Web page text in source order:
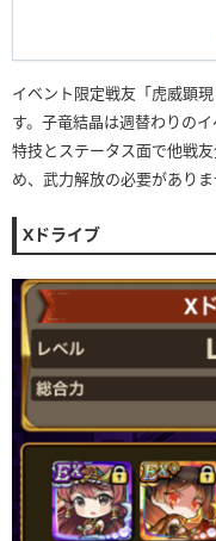
イベント限定戦友「虎威顕
す。子竜結晶は週替わりの
特技とステータス面で他戦
め、武力解放の必要がありま
Xドライブ